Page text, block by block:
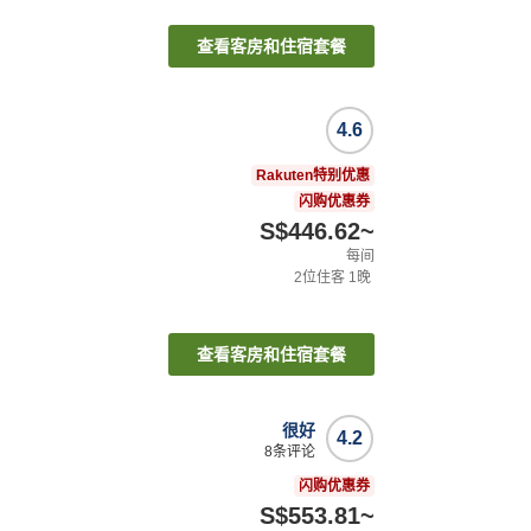
查看客房和住宿套餐
4.6
Rakuten特别优惠
闪购优惠券
S$446.62~
每间
2位住客 1 晚
查看客房和住宿套餐
4.2
很好
8条评论
闪购优惠券
S$553.81~